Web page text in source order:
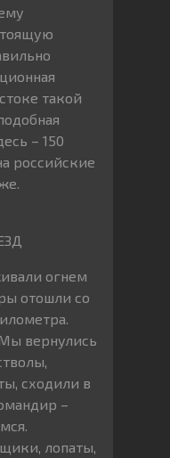
такой
– 150
российские
огнем
отошли со
вернулись
сходили в
–
лопаты,